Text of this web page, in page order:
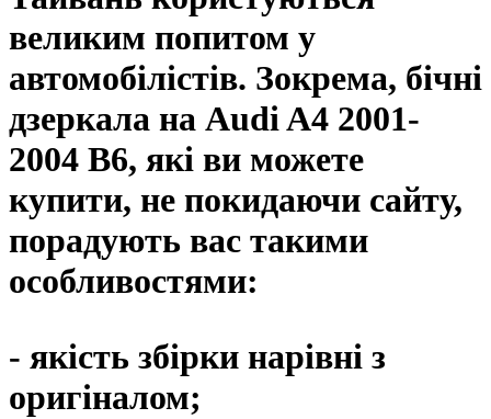
великим попитом у
автомобілістів. Зокрема, бічні
дзеркала на Audi A4 2001-
2004 B6, які ви можете
купити, не покидаючи сайту,
порадують вас такими
особливостями:
- якість збірки нарівні з
оригіналом;